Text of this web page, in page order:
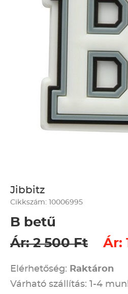
Jibbitz
Cikkszám: 10006995
B betű
Ár: 2 500 Ft
Ár:
Elérhetőség: Raktáron
Várható szállítás: 1-4